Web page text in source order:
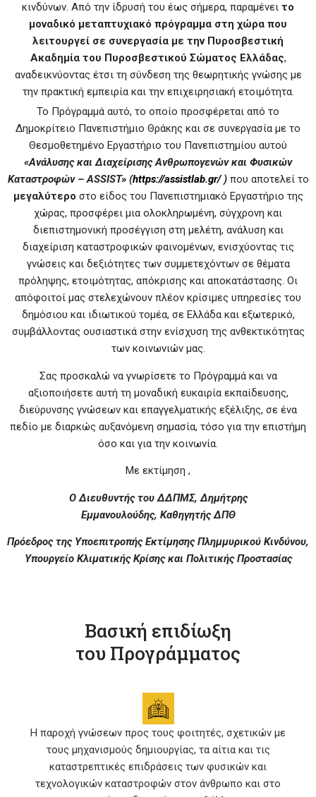
κινδύνων. Από την ίδρυσή του έως σήμερα, παραμένει το
μοναδικό μεταπτυχιακό πρόγραμμα στη χώρα που
λειτουργεί σε συνεργασία με την Πυροσβεστική
Ακαδημία του Πυροσβεστικού Σώματος Ελλάδας,
αναδεικνύοντας έτσι τη σύνδεση της θεωρητικής γνώσης με
την πρακτική εμπειρία και την επιχειρησιακή ετοιμότητα.
Το Πρόγραμμά αυτό, το οποίο προσφέρεται από το
Δημοκρίτειο Πανεπιστήμιο Θράκης και σε συνεργασία με το
Θεσμοθετημένο Εργαστήριο του Πανεπιστημίου αυτού
«Ανάλυσης και Διαχείρισης Ανθρωπογενών και Φυσικών
Καταστροφών –ASSIST» (https://assistlab.gr/)που αποτελεί το
μεγαλύτερο στο είδος του Πανεπιστημιακό Εργαστήριο της
χώρας, προσφέρει μια ολοκληρωμένη, σύγχρονη και
διεπιστημονική προσέγγιση στη μελέτη, ανάλυση και
διαχείριση καταστροφικών φαινομένων, ενισχύοντας τις
γνώσεις και δεξιότητες των συμμετεχόντων σε θέματα
πρόληψης, ετοιμότητας, απόκρισης και αποκατάστασης. Οι
απόφοιτοί μας στελεχώνουν πλέον κρίσιμες υπηρεσίες του
δημόσιου και ιδιωτικού τομέα, σε Ελλάδα και εξωτερικό,
συμβάλλοντας ουσιαστικά στην ενίσχυση της ανθεκτικότητας
των κοινωνιών μας.
Σας προσκαλώ να γνωρίσετε το Πρόγραμμά και να
αξιοποιήσετε αυτή τη μοναδική ευκαιρία εκπαίδευσης,
διεύρυνσης γνώσεων και επαγγελματικής εξέλιξης, σε ένα
πεδίο με διαρκώς αυξανόμενη σημασία, τόσο για την επιστήμη
όσο και για την κοινωνία.
Με εκτίμηση ,
Ο Διευθυντής του ΔΔΠΜΣ, Δημήτρης
Εμμανουλούδης, Καθηγητής ΔΠΘ
Πρόεδρος της Υποεπιτροπής Εκτίμησης Πλημμυρικού Κινδύνου,
Υπουργείο Κλιματικής Κρίσης και Πολιτικής Προστασίας
Βασική επιδίωξη
του Προγράμματος
Η παροχή γνώσεων προς τους φοιτητές, σχετικών με
τους μηχανισμούς δημιουργίας, τα αίτια και τις
καταστρεπτικές επιδράσεις των φυσικών και
τεχνολογικών καταστροφών στον άνθρωπο και στο